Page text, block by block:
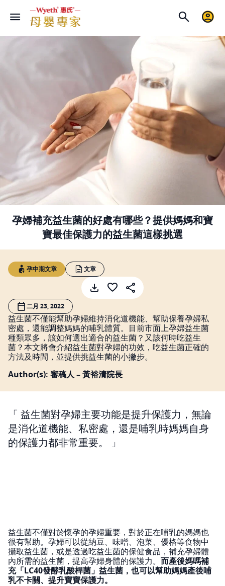
孕婦補充益生菌的好處有哪些？提供媽媽和寶
寶最佳保護力的益生菌這樣挑選
孕中期文章 文章
二月 23, 2022
益生菌不僅能幫助孕婦維持消化道機能、幫助保養孕婦私
密處，還能調整媽媽的哺乳體質。目前市面上孕婦益生菌
種類眾多，該如何選出適合的益生菌？又該何時吃益生
菌？本文將會介紹益生菌對孕婦的功效，吃益生菌正確的
方法及時間，並提供挑益生菌的小撇步。
Author(s): 審稿人 – 黃裕清院長
益生菌對孕婦主要功能是提升保護力，無論
是消化道機能、私密處，還是哺乳時媽媽自身
的保護力都非常重要。
益生菌不僅對於懷孕的孕婦重要，對於正在哺乳的媽媽也
很有幫助。孕婦可以從納豆、味噌、泡菜、優格等食物中
攝取益生菌，或是透過吃益生菌的保健食品，補充孕婦體
內所需的益生菌，提高孕婦身體的保護力。 而產後媽嗎補
充「LC40發酵乳酸桿菌」益生菌，也可以幫助媽媽產後哺
乳不卡關、提升寶寶保護力。